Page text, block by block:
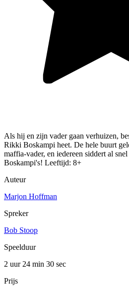
Als hij en zijn vader gaan verhuizen,
Rikki Boskampi heet. De hele buurt
maffia-vader, en iedereen siddert al
Boskampi's! Leeftijd: 8+
Auteur
Marjon Hoffman
Spreker
Bob Stoop
Speelduur
2 uur 24 min 30 sec
Prijs